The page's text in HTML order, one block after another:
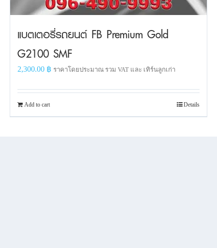
แบตเตอรี่รถยนต์ FB Premium Gold
G2100 SMF
2,300.00 ฿ ราคาโดยประมาณ รวม VAT และ เทิร์นลูกเก่า
Add to cart Details